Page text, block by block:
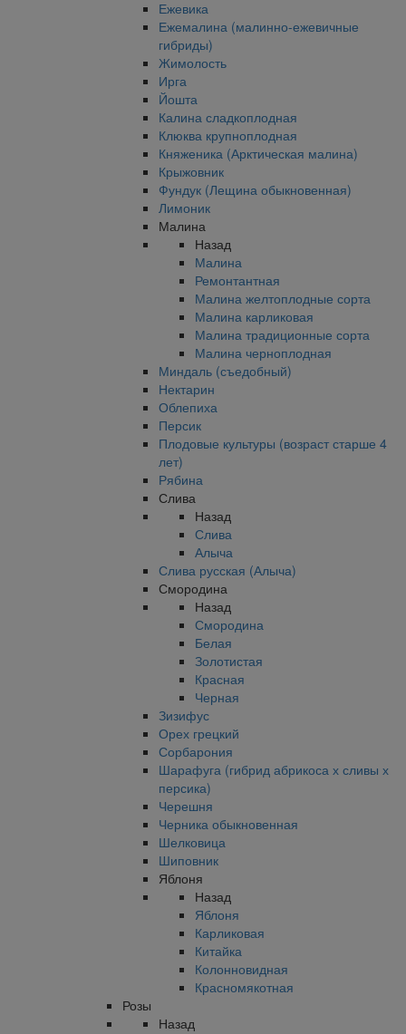
Ежевика
Ежемалина (малинно-ежевичные
гибриды)
Жимолость
Ирга
Йошта
Калина сладкоплодная
Клюква крупноплодная
Княженика (Арктическая малина)
Крыжовник
Фундук (Лещина обыкновенная)
Лимоник
Малина
Назад
Малина
Ремонтантная
Малина желтоплодные сорта
Малина карликовая
Малина традиционные сорта
Малина черноплодная
Миндаль (съедобный)
Нектарин
Облепиха
Персик
Плодовые культуры (возраст старше 4
лет)
Рябина
Слива
Назад
Слива
Алыча
Слива русская (Алыча)
Смородина
Назад
Смородина
Белая
Золотистая
Красная
Черная
Зизифус
Орех грецкий
Сорбарония
Шарафуга (гибрид абрикоса х сливы х
персика)
Черешня
Черника обыкновенная
Шелковица
Шиповник
Яблоня
Назад
Яблоня
Карликовая
Китайка
Колонновидная
Красномякотная
Розы
Назад